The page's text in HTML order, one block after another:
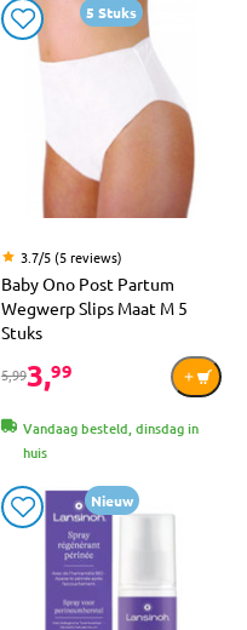
5 Stuks
3.7/5 (5 reviews)
Baby Ono Post Partum
Wegwerp Slips Maat M 5
Stuks
5,993,99
Vandaag besteld, dinsdag in
huis
Nieuw